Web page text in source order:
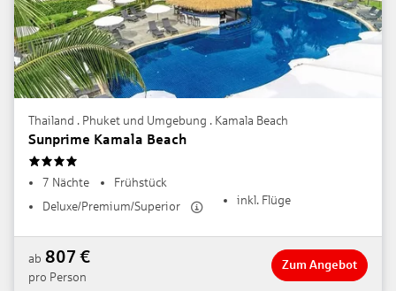
Thailand . Phuket und Umgebung . Kamala Beach
Sunprime Kamala Beach
7 Nächte
Frühstück
Deluxe/Premium/Superior
inkl. Flüge
ab 807 €
pro Person
Zum Angebot